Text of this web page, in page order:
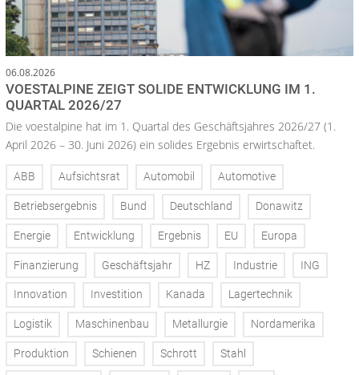
06.08.2026
VOESTALPINE ZEIGT SOLIDE ENTWICKLUNG IM 1.
QUARTAL 2026/27
Die voestalpine hat im 1. Quartal des Geschäftsjahres 2026/27 (1.
April 2026 – 30. Juni 2026) ein solides Ergebnis erwirtschaftet.
ABB Aufsichtsrat Automobil Automotive
Betriebsergebnis Bund Deutschland Donawitz
Energie Entwicklung Ergebnis EU Europa
Finanzierung Geschäftsjahr HZ Industrie ING
Innovation Investition Kanada Lagertechnik
Logistik Maschinenbau Metallurgie Nordamerika
Produktion Schienen Schrott Stahl